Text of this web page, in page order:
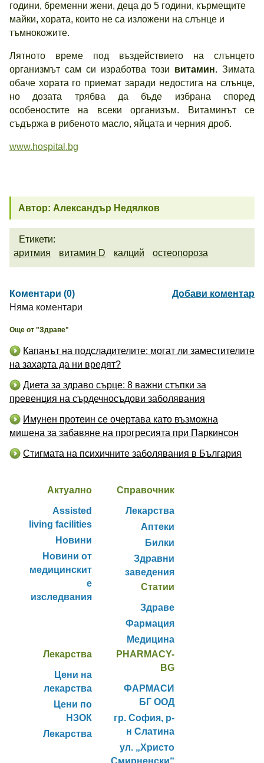
години, бременни жени, деца до 5 години, кърмещите
майки, хората, които не са изложени на слънце и
тъмнокожите.
Лятното време под въздействието на слънцето
организмът сам си изработва този витамин. Зимата
обаче хората го приемат заради недостига на слънце,
но дозата трябва да бъде избрана според
особеностите на всеки организъм. Витаминът се
съдържа в рибеното масло, яйцата и черния дроб.
www.hospital.bg
Автор: Александър Недялков
Етикети:
аритмия
витамин D калций остеопороза
Коментари (0)
Добави коментар
Няма коментари
Още от "Здраве"
Капанът на подсладителите: могат ли заместителите
на захарта да ни вредят?
Диета за здраво сърце: 8 важни стъпки за
превенция на сърдечносъдови заболявания
Имунен протеин се очертава като възможна
мишена за забавяне на прогресията при Паркинсон
Стигмата на психичните заболявания в България
Актуално
Assisted
living facilities
Новини
Новини от
медицинскит
е
изследвания
Справочник
Лекарства
Аптеки
Билки
Здравни
заведения
Статии
Здраве
Фармация
Медицина
Лекарства
Цени на
лекарства
Цени по
НЗОК
Лекарства
PHARMACY-
BG
ФАРМАСИ
БГ ООД
гр. София, р-
н Слатина
ул. „Христо
Смирненски“